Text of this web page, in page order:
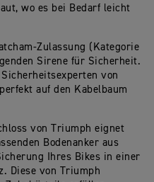
wo es bei Bedarf leicht
Zulassung (Kategorie
Sirene für Sicherheit.
von
auf den Kabelbaum
von Triumph eignet
Bodenanker aus
Ihres Bikes in einer
Diese von Triumph